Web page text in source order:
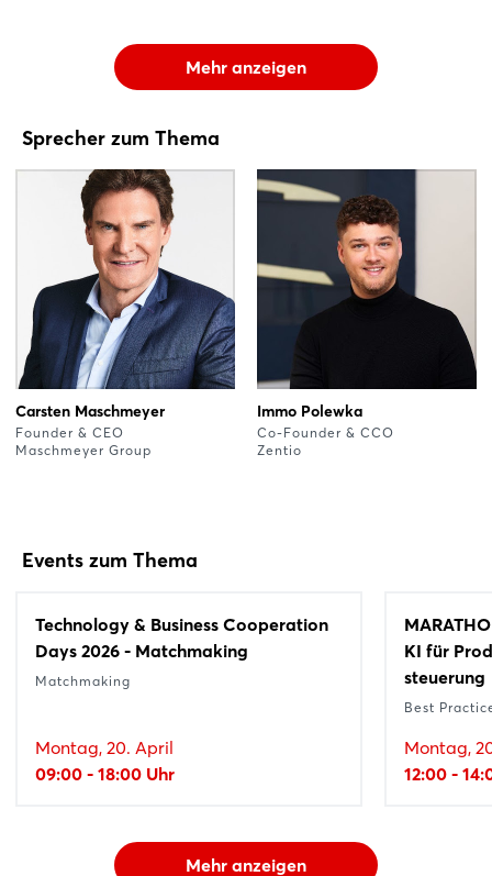
Mehr anzeigen
Sprecher zum Thema
Carsten Maschmeyer
Founder & CEO
Maschmeyer Group
Immo Polewka
Co-Founder & CCO
Zentio
Events zum Thema
Technology & Business Cooperation
Days 2026 - Matchmaking
Matchmaking
Montag, 20. April
09:00 - 18:00 Uhr
KI für
steuerung
Best
Montag,
12:00 -
Mehr anzeigen